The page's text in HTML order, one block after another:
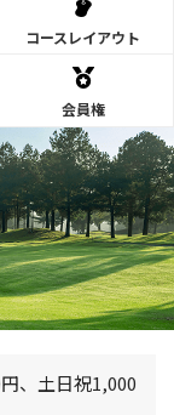
コースレイアウト
会員権
、土日祝1,000